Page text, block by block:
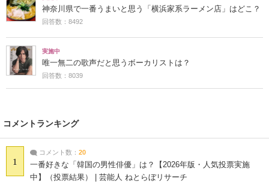
神奈川県で一番うまいと思う「横浜家系ラーメン店」はどこ？
回答数：8492
実施中
唯一無二の歌声だと思うボーカリストは？
回答数：8039
コメントランキング
1
コメント数： 20
一番好きな「韓国の男性俳優」は？【2026年版・人気投票実施
中】（投票結果） | 芸能人 ねとらぼリサーチ